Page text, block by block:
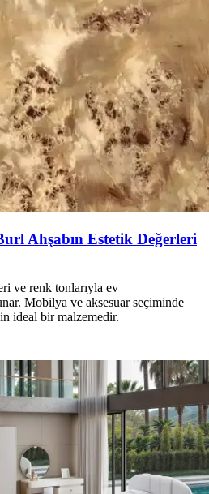
Ahşabın Estetik Değerleri
ve renk tonlarıyla ev
Mobilya ve aksesuar seçiminde
ideal bir malzemedir.